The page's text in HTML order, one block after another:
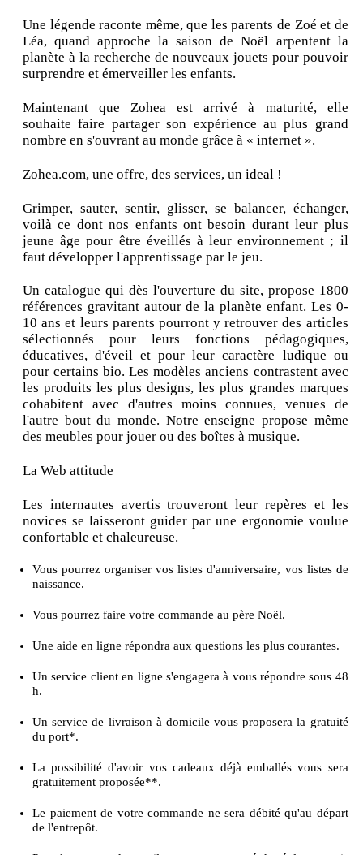
Une légende raconte même, que les parents de Zoé et de
Léa, quand approche la saison de Noël arpentent la
planète à la recherche de nouveaux jouets pour pouvoir
surprendre et émerveiller les enfants.
Maintenant que Zohea est arrivé à maturité, elle
souhaite faire partager son expérience au plus grand
nombre en s'ouvrant au monde grâce à « internet ».
Zohea.com, une offre, des services, un ideal !
Grimper, sauter, sentir, glisser, se balancer, échanger,
voilà ce dont nos enfants ont besoin durant leur plus
jeune âge pour être éveillés à leur environnement ; il
faut développer l'apprentissage par le jeu.
Un catalogue qui dès l'ouverture du site, propose 1800
références gravitant autour de la planète enfant. Les 0-
10 ans et leurs parents pourront y retrouver des articles
sélectionnés pour leurs fonctions pédagogiques,
éducatives, d'éveil et pour leur caractère ludique ou
pour certains bio. Les modèles anciens contrastent avec
les produits les plus designs, les plus grandes marques
cohabitent avec d'autres moins connues, venues de
l'autre bout du monde. Notre enseigne propose même
des meubles pour jouer ou des boîtes à musique.
La Web attitude
Les internautes avertis trouveront leur repères et les
novices se laisseront guider par une ergonomie voulue
confortable et chaleureuse.
Vous pourrez organiser vos listes d'anniversaire, vos listes de
naissance.
Vous pourrez faire votre commande au père Noël.
Une aide en ligne répondra aux questions les plus courantes.
Un service client en ligne s'engagera à vous répondre sous 48
h.
Un service de livraison à domicile vous proposera la gratuité
du port*.
La possibilité d'avoir vos cadeaux déjà emballés vous sera
gratuitement proposée**.
Le paiement de votre commande ne sera débité qu'au départ
de l'entrepôt.